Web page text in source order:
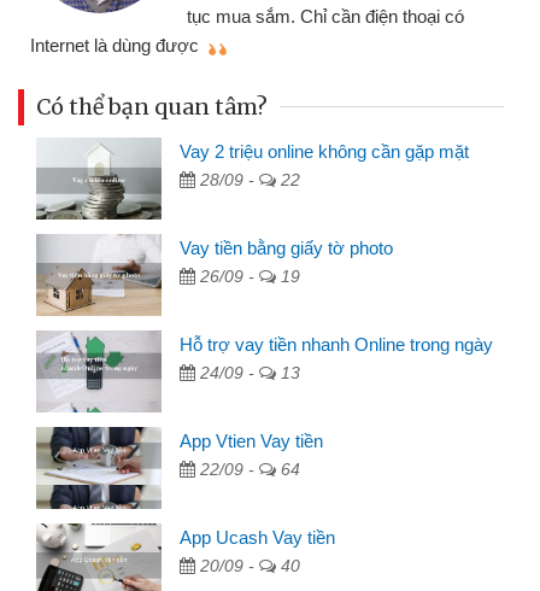
tục mua sắm. Chỉ cần điện thoại có
Internet là dùng được
Có thể bạn quan tâm?
Vay 2 triệu online không cần gặp mặt
28/09 - 22
Vay tiền bằng giấy tờ photo
26/09 - 19
Hỗ trợ vay tiền nhanh Online trong ngày
24/09 - 13
App Vtien Vay tiền
22/09 - 64
App Ucash Vay tiền
20/09 - 40